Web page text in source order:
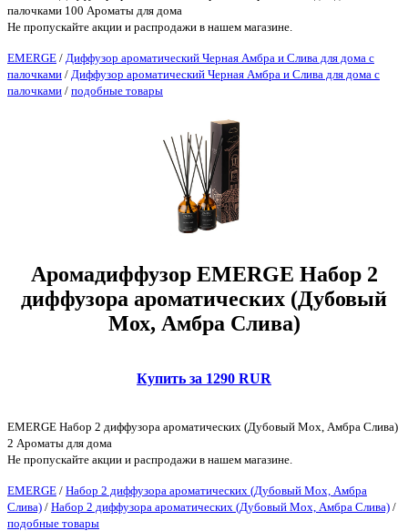
палочками 100 Ароматы для дома
Не пропускайте акции и распродажи в нашем магазине.
EMERGE / Диффузор ароматический Черная Амбра и Слива для дома с
палочками / Диффузор ароматический Черная Амбра и Слива для дома с
палочками / подобные товары
Аромадиффузор EMERGE Набор 2
диффузора ароматических (Дубовый
Мох, Амбра Слива)
Купить за 1290 RUR
EMERGE Набор 2 диффузора ароматических (Дубовый Мох, Амбра Слива)
2 Ароматы для дома
Не пропускайте акции и распродажи в нашем магазине.
EMERGE / Набор 2 диффузора ароматических (Дубовый Мох, Амбра
Слива) / Набор 2 диффузора ароматических (Дубовый Мох, Амбра Слива) /
подобные товары